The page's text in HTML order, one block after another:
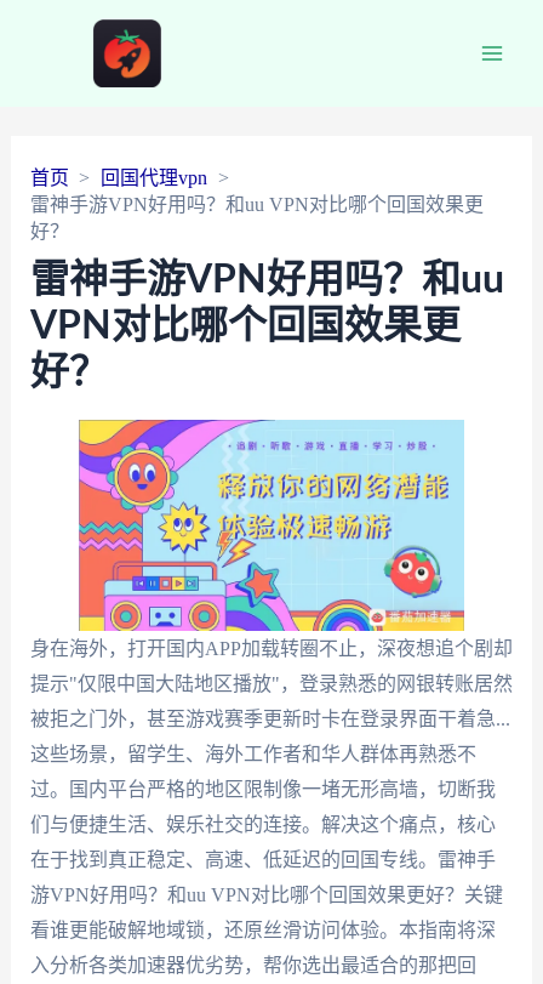
首页
回国代理vpn
雷神手游VPN好用吗？和uu VPN对比哪个回国效果更
好？
雷神手游VPN好用吗？和uu
VPN对比哪个回国效果更
好？
身在海外，打开国内APP加载转圈不止，深夜想追个剧却
提示"仅限中国大陆地区播放"，登录熟悉的网银转账居然
被拒之门外，甚至游戏赛季更新时卡在登录界面干着急...
这些场景，留学生、海外工作者和华人群体再熟悉不
过。国内平台严格的地区限制像一堵无形高墙，切断我
们与便捷生活、娱乐社交的连接。解决这个痛点，核心
在于找到真正稳定、高速、低延迟的回国专线。雷神手
游VPN好用吗？和uu VPN对比哪个回国效果更好？关键
看谁更能破解地域锁，还原丝滑访问体验。本指南将深
入分析各类加速器优劣势，帮你选出最适合的那把回